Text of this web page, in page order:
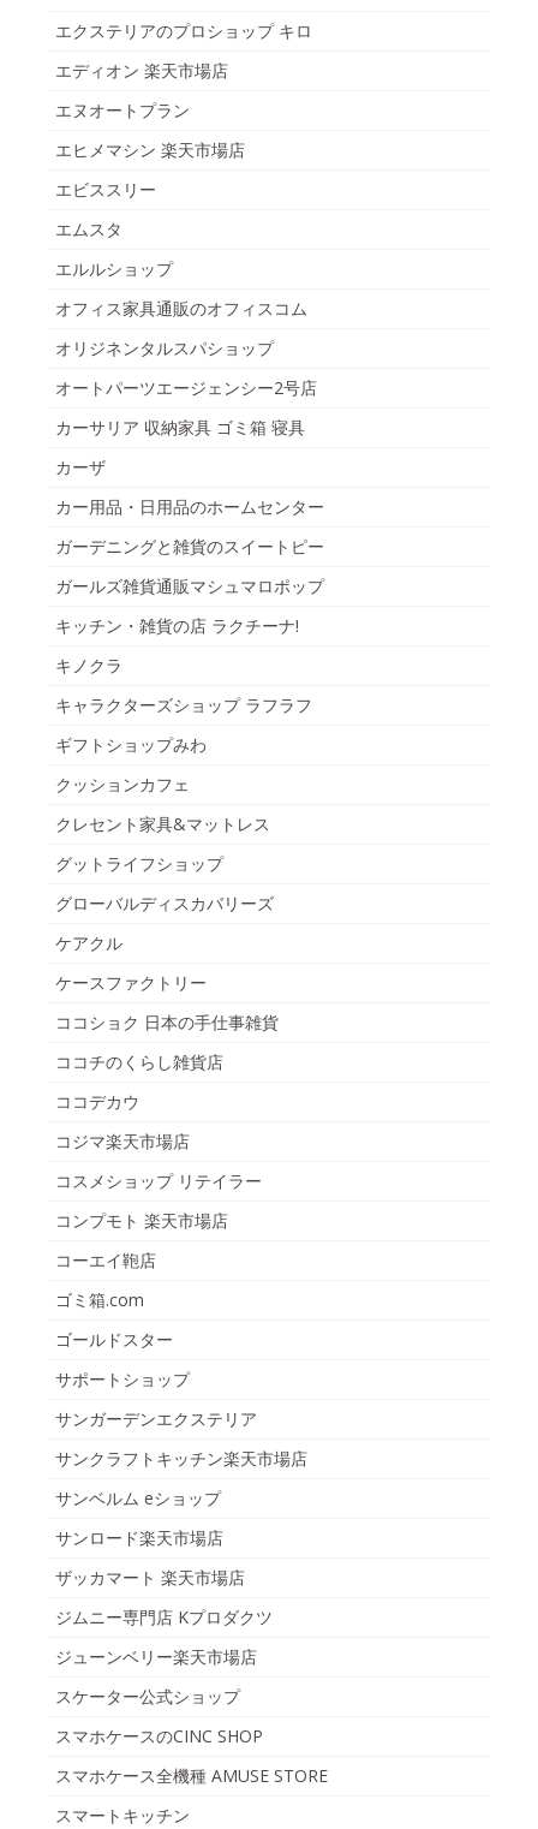
エクステリアのプロショップ キロ
エディオン 楽天市場店
エヌオートプラン
エヒメマシン 楽天市場店
エビススリー
エムスタ
エルルショップ
オフィス家具通販のオフィスコム
オリジネンタルスパショップ
オートパーツエージェンシー2号店
カーサリア 収納家具 ゴミ箱 寝具
カーザ
カー用品・日用品のホームセンター
ガーデニングと雑貨のスイートピー
ガールズ雑貨通販マシュマロポップ
キッチン・雑貨の店 ラクチーナ!
キノクラ
キャラクターズショップ ラフラフ
ギフトショップみわ
クッションカフェ
クレセント家具&マットレス
グットライフショップ
グローバルディスカバリーズ
ケアクル
ケースファクトリー
ココショク 日本の手仕事雑貨
ココチのくらし雑貨店
ココデカウ
コジマ楽天市場店
コスメショップ リテイラー
コンプモト 楽天市場店
コーエイ鞄店
ゴミ箱.com
ゴールドスター
サポートショップ
サンガーデンエクステリア
サンクラフトキッチン楽天市場店
サンベルム eショップ
サンロード楽天市場店
ザッカマート 楽天市場店
ジムニー専門店 Kプロダクツ
ジューンベリー楽天市場店
スケーター公式ショップ
スマホケースのCINC SHOP
スマホケース全機種 AMUSE STORE
スマートキッチン